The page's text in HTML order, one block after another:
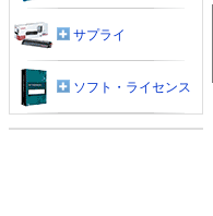
サプライ
ソフト・ライセンス